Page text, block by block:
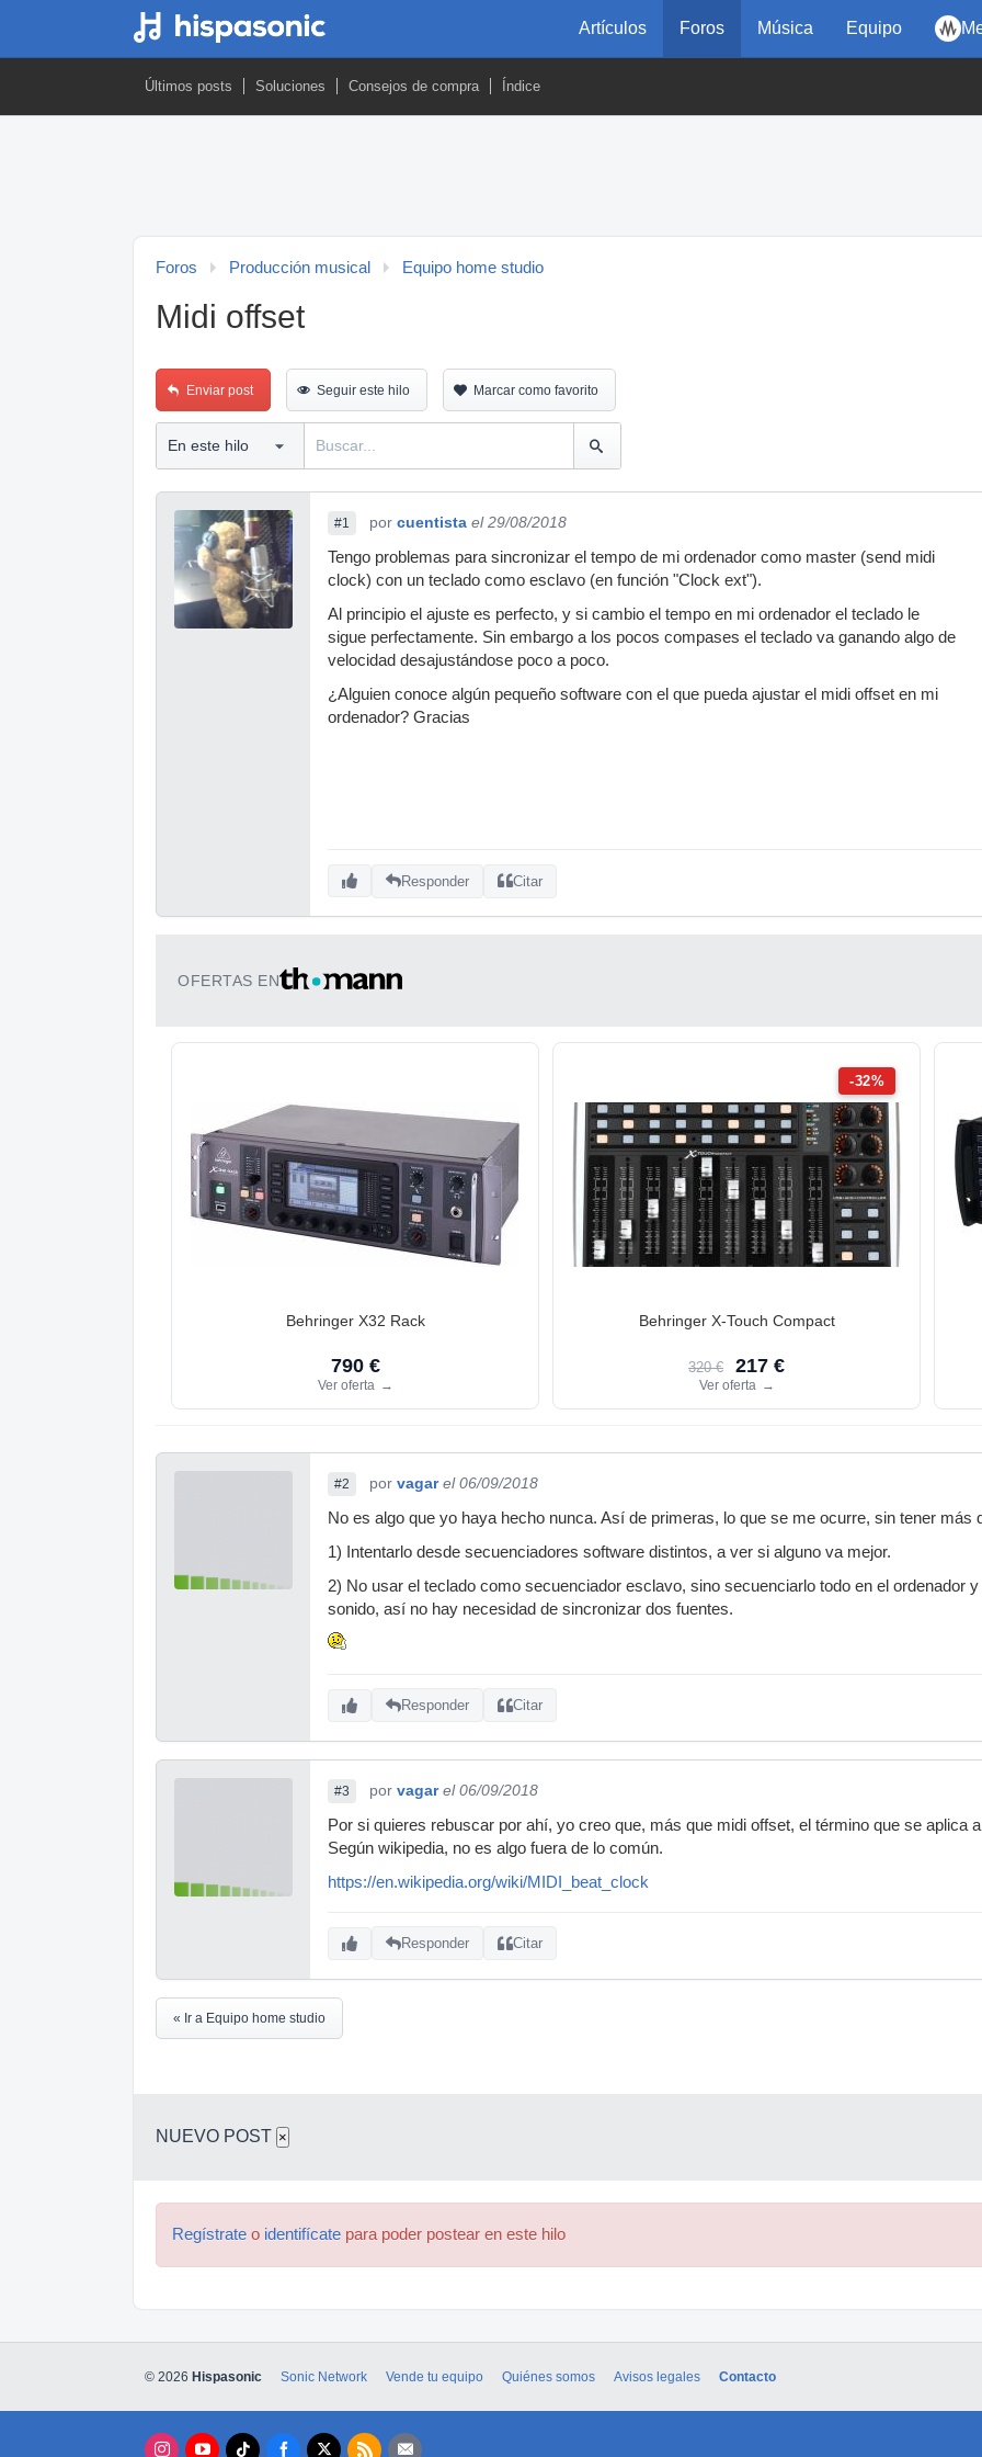
Artículos Foros Música Equipo
Últimos posts Soluciones Consejos de compra Índice
Foros Producción musical Equipo home studio
Midi offset
Enviar post Seguir este hilo Marcar como favorito
#1 por cuentista el 29/08/2018
Tengo problemas para sincronizar el tempo de mi ordenador como master (send midi
clock) con un teclado como esclavo (en función "Clock ext").
Al principio el ajuste es perfecto, y si cambio el tempo en mi ordenador el teclado le
sigue perfectamente. Sin embargo a los pocos compases el teclado va ganando algo de
velocidad desajustándose poco a poco.
¿Alguien conoce algún pequeño software con el que pueda ajustar el midi offset en mi
ordenador? Gracias
Responder Citar
OFERTAS EN
Behringer X32 Rack
790 €
Ver oferta →
-32%
Behringer X-Touch Compact
320 € 217 €
Ver oferta →
#2 por vagar el 06/09/2018
No es algo que yo haya hecho nunca. Así de primeras, lo que se me ocurre, sin tener más
1) Intentarlo desde secuenciadores software distintos, a ver si alguno va mejor.
2) No usar el teclado como secuenciador esclavo, sino secuenciarlo todo en el ordenador
sonido, así no hay necesidad de sincronizar dos fuentes.
Responder Citar
#3 por vagar el 06/09/2018
Por si quieres rebuscar por ahí, yo creo que, más que midi offset, el término que se aplica
Según wikipedia, no es algo fuera de lo común.
https://en.wikipedia.org/wiki/MIDI_beat_clock
Responder Citar
« Ir a Equipo home studio
NUEVO POST ×
Regístrate o identifícate para poder postear en este hilo
© 2026 Hispasonic Sonic Network Vende tu equipo Quiénes somos Avisos legales Contacto